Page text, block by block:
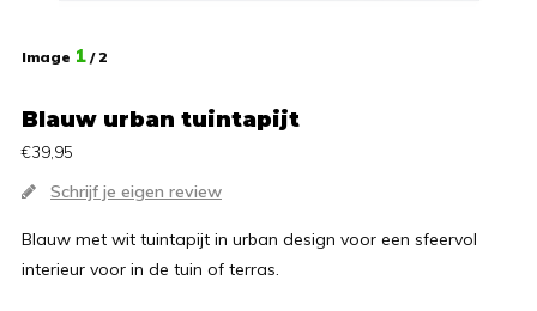
Image 1 / 2
Blauw urban tuintapijt
€39,95
Schrijf je eigen review
Blauw met wit tuintapijt in urban design voor een sfeervol
interieur voor in de tuin of terras.